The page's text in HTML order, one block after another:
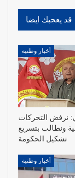
قد يعجبك ايضا
أخبار وطنية
نرفض التحركات
ونطالب بتسريع
أخبار وطنية